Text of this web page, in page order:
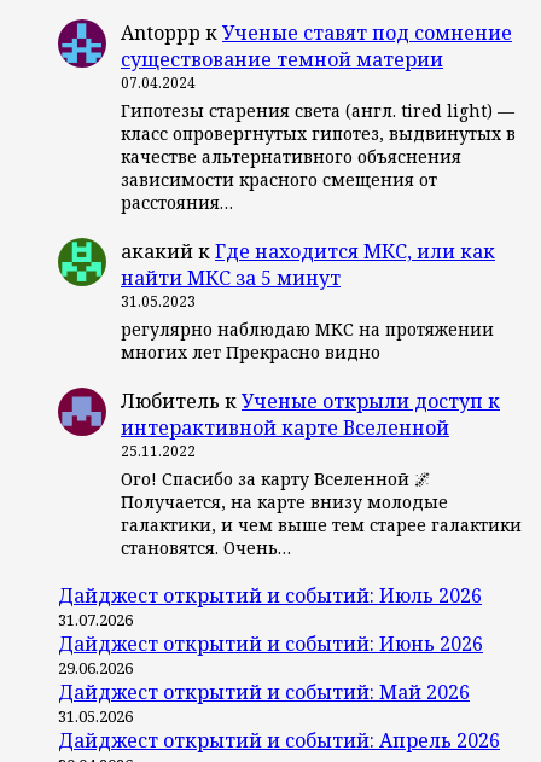
Antoppp кУченые ставят под сомнение
существование темной материи
07.04.2024
Гипотезы старения света (англ. tired light) —
класс опровергнутых гипотез, выдвинутых в
качестве альтернативного объяснения
зависимости красного смещения от
расстояния…
акакийкГде находится МКС, или как
найти МКС за 5 минут
31.05.2023
регулярно наблюдаю МКС на протяжении
многих лет Прекрасно видно
Любитель кУченые открыли доступ к
интерактивной карте Вселенной
25.11.2022
Ого! Спасибо за карту Вселенной 🌌
Получается, на карте внизу молодые
галактики, и чем выше тем старее галактики
становятся. Очень…
Дайджест открытий и событий: Июль 2026
31.07.2026
Дайджест открытий и событий: Июнь 2026
29.06.2026
Дайджест открытий и событий: Май 2026
31.05.2026
Дайджест открытий и событий: Апрель 2026